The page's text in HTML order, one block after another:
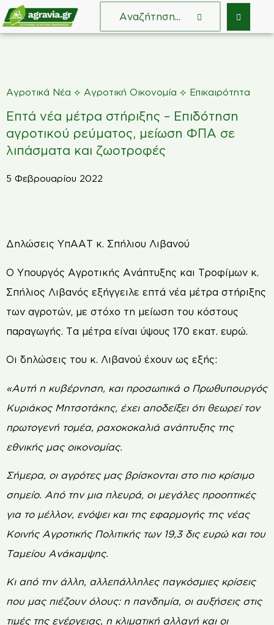
Αγροτικά Νέα ⟡ Αγροτική Οικονομία ⟡ Επικαιρότητα
Επτά νέα μέτρα στήριξης – Επιδότηση
αγροτικού ρεύματος, μείωση ΦΠΑ σε
λιπάσματα και ζωοτροφές
5 Φεβρουαρίου 2022
Δηλώσεις ΥπΑΑΤ κ. Σπήλιου Λιβανού
Ο Υπουργός Αγροτικής Ανάπτυξης και Τροφίμων κ.
Σπήλιος Λιβανός εξήγγειλε επτά νέα μέτρα στήριξης
των αγροτών, με στόχο τη μείωση του κόστους
παραγωγής. Τα μέτρα είναι ύψους 170 εκατ. ευρώ.
Οι δηλώσεις του κ. Λιβανού έχουν ως εξής:
«Αυτή η κυβέρνηση, και προσωπικά ο Πρωθυπουργός
Κυριάκος Μητσοτάκης, έχει αποδείξει ότι θεωρεί τον
πρωτογενή τομέα, ραχοκοκαλιά ανάπτυξης της
εθνικής μας οικονομίας.
Σήμερα, οι αγρότες μας βρίσκονται στο πιο κρίσιμο
σημείο. Από την μια πλευρά, οι μεγάλες προοπτικές
για το μέλλον, ενόψει και της εφαρμογής της νέας
Κοινής Αγροτικής Πολιτικής των 19,3 δις ευρώ και του
Ταμείου Ανάκαμψης.
Κι από την άλλη, αλλεπάλληλες παγκόσμιες κρίσεις
που μας πιέζουν όλους: η πανδημία, οι αυξήσεις στις
τιμές της ενέργειας, η κλιματική αλλαγή και οι